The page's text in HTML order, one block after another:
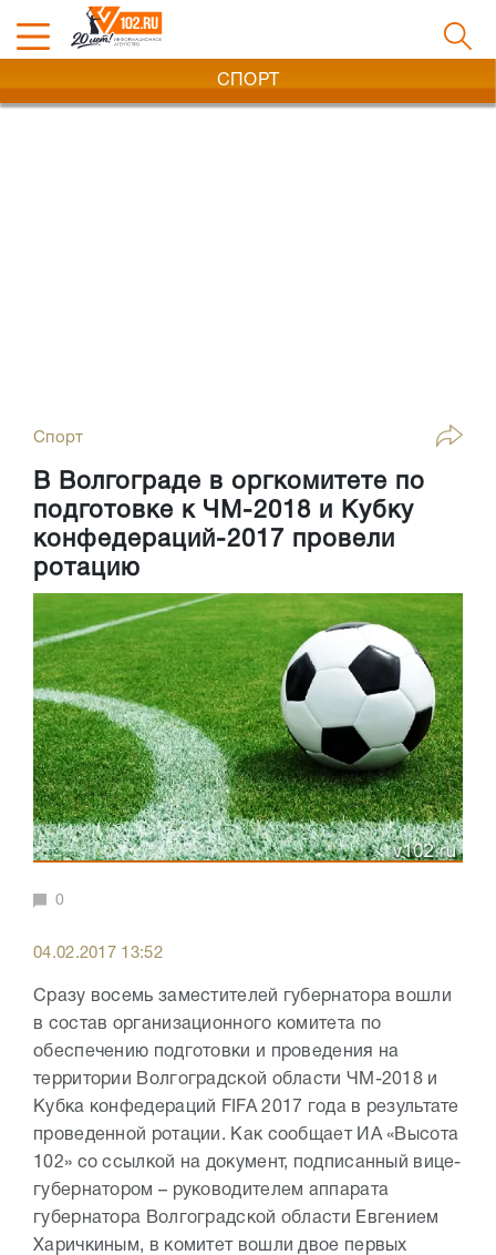
СПОРТ
Спорт
В Волгограде в оргкомитете по
подготовке к ЧМ-2018 и Кубку
конфедераций-2017 провели
ротацию
0
04.02.2017 13:52
Сразу восемь заместителей губернатора вошли
в состав организационного комитета по
обеспечению подготовки и проведения на
территории Волгоградской области ЧМ-2018 и
Кубка конфедераций FIFA 2017 года в результате
проведенной ротации. Как сообщает ИА «Высота
102» со ссылкой на документ, подписанный вице-
губернатором – руководителем аппарата
губернатора Волгоградской области Евгением
Харичкиным, в комитет вошли двое первых